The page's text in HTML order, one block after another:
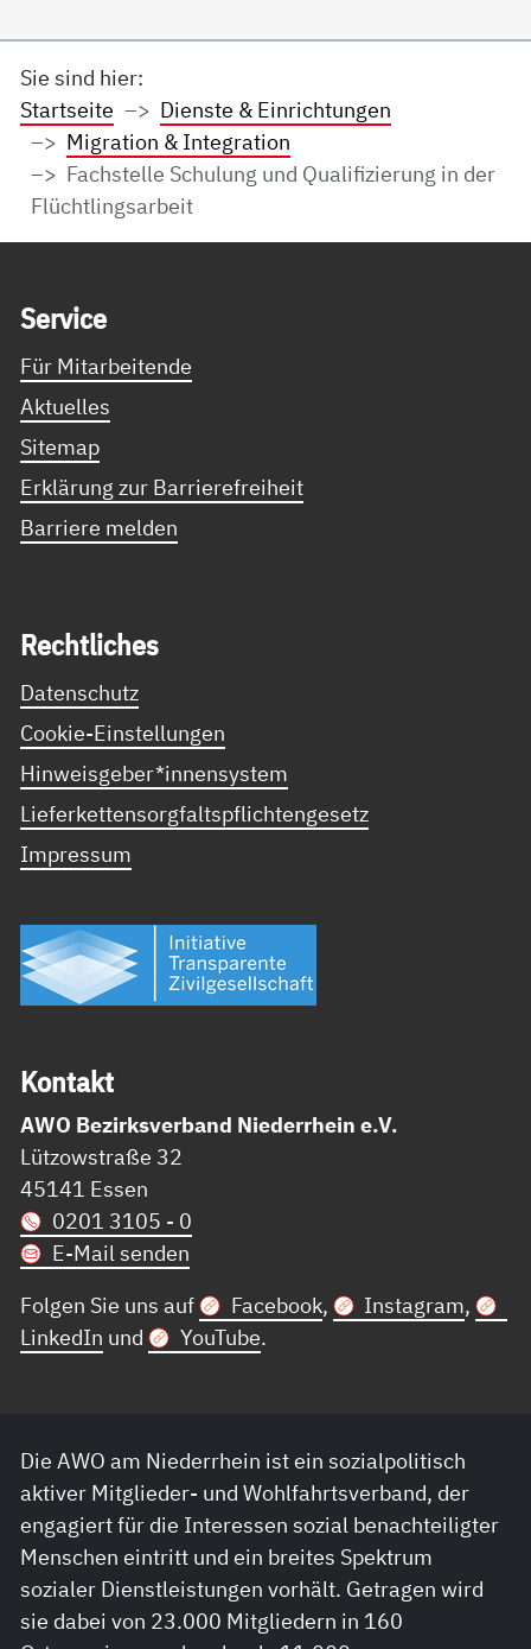
Sie sind hier:
Startseite
Dienste & Einrichtungen
Migration & Integration
Fachstelle Schulung und Qualifizierung in der
Flüchtlingsarbeit
Ser­vice
Für Mitarbeitende
Aktuelles
Sitemap
Erklärung zur Barrierefreiheit
Barriere melden
Recht­li­ches
Datenschutz
Cookie-Einstellungen
Hinweisgeber*innensystem
Lieferkettensorgfaltspflichtengesetz
Impressum
Kon­takt
AWO Bezirksverband Niederrhein e.V.
Lützowstraße 32
45141 Essen
0201 3105 - 0
E-Mail senden
Folgen Sie uns auf
Facebook, Instagram,
LinkedIn und YouTube.
Die AWO am Niederrhein ist ein sozialpolitisch
aktiver Mitglieder- und Wohlfahrtsverband, der
engagiert für die Interessen sozial benachteiligter
Menschen eintritt und ein breites Spektrum
sozialer Dienstleistungen vorhält. Getragen wird
sie dabei von 23.000 Mitgliedern in 160